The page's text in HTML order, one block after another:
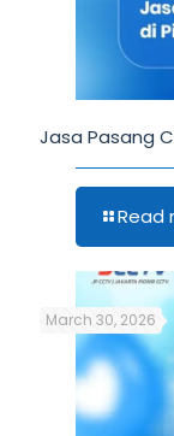
Jasa Pasang
Read
March 30, 2026